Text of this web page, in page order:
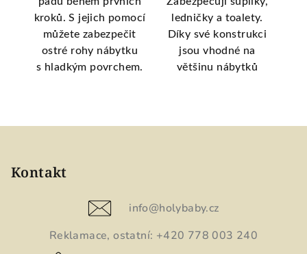
kroků. S jejich pomocí
můžete zabezpečit
ostré rohy nábytku
s hladkým povrchem.
ledničky a toalety.
Díky své konstrukci
jsou vhodné na
většinu nábytků
Kontakt
info@holybaby.cz
Reklamace, ostatní: +420 778 003 240